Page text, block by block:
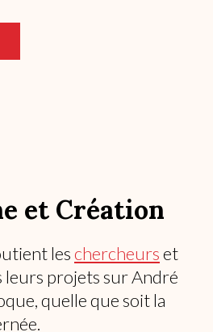
et Création
les chercheurset
leurs projets sur André
quelle que soit la